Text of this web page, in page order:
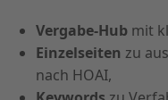
Vergabe-Hub mit
Einzelseiten zu
nach HOAI,